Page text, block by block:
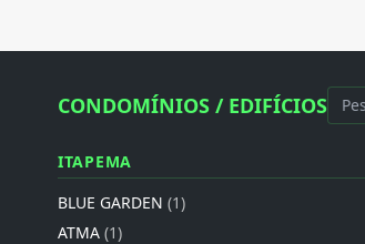
CONDOMÍNIOS / EDIFÍCIOS
ITAPEMA
BLUE GARDEN (1)
ATMA (1)